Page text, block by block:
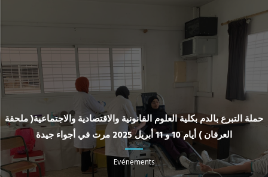
حملة التبرع بالدم بكلية العلوم القانونية والاقتصادية والاجتماعية( ملحقة
العرفان ) أيام 10 و 11 أبريل 2025 مرت في أجواء جيدة
Evénements